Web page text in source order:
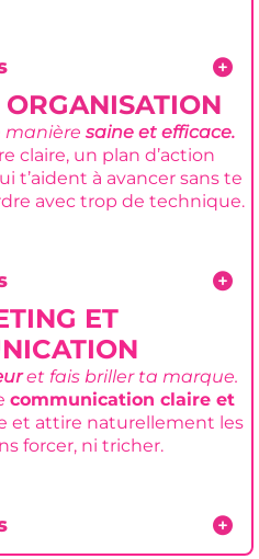
business : ce que tu
tu ne veux plus, et la
prendre dans ta vie.
dans ton rôle de cheffe
tu doutes, que tu
garder ton énergie
après chaque
intense.
à l’argent, à la
pour arrêter de te
d’augmenter tes
manière saine et efficace.
claire, un plan d’action
t’aident à avancer sans te
avec trop de technique.
businessavec clarté en
pro/perso
indicateurs à suivre
activité “au feeling”
ET
et fais briller ta marque.
communication claire et
et attire naturellement les
forcer, ni tricher.
pour que les bons